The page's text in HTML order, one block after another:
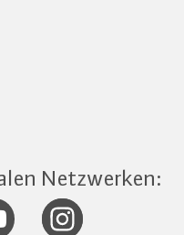
Netzwerken: